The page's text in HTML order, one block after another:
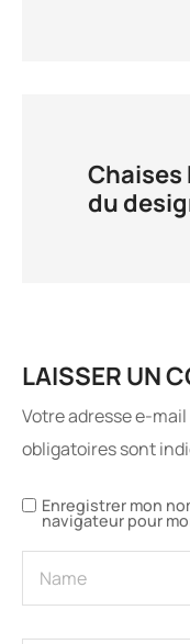
Chaises
du
LAISSER UN
Votre adresse e-
obligatoires sont
Enregistrer mon
navigateur pour